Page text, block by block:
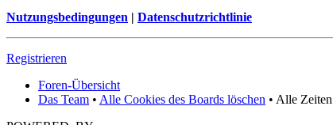
Nutzungsbedingungen | Datenschutzrichtlinie
Registrieren
Foren-Übersicht
Das Team • Alle Cookies des Boards löschen • Alle